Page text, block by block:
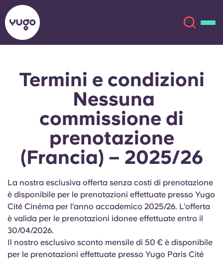
Chi siamo
Account Lingua
English (US)
Seleziona un paese
Seleziona una città
Prenota ora
English (GB)
English (US)
Català Deutsch
Italian French
Termini e condizioni
Nessuna
commissione di
prenotazione
(Francia) – 2025/26
La nostra esclusiva offerta senza costi di prenotazione
è disponibile per le prenotazioni effettuate presso Yugo
Cité Cinéma per l’anno accademico 2025/26. L’offerta
è valida per le prenotazioni idonee effettuate entro il
30/04/2026.
Il nostro esclusivo sconto mensile di 50 € è disponibile
per le prenotazioni effettuate presso Yugo Paris Cité